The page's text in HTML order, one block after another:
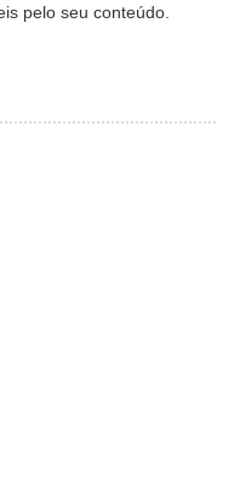
pelo seu conteúdo.